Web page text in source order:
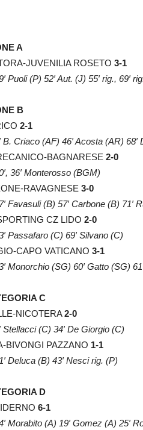
A
JUVENILIA ROSETO 3-1
Puoli (P) 52′ Aut. (J) 55′ rig., 69′
B
2-1
B. Criaco (AF) 46′ Acosta (AR) 68′
BAGNARESE 2-0
36′ Monterosso (BGM)
RAVAGNESE 3-0
Favasuli (B) 57′ Carbone (B) 71′
CZ LIDO 2-0
Passafaro (C) 69′ Silvano (C)
CAPO VATICANO 3-1
Monorchio (SG) 60′ Gatto (SG)
C
NICOTERA2-0
Stellacci (C) 34′ De Giorgio (C)
BIVONGI PAZZANO 1-1
Deluca (B) 43′ Nesci rig. (P)
D
6-1
Morabito (A) 19′ Gomez (A) 25′